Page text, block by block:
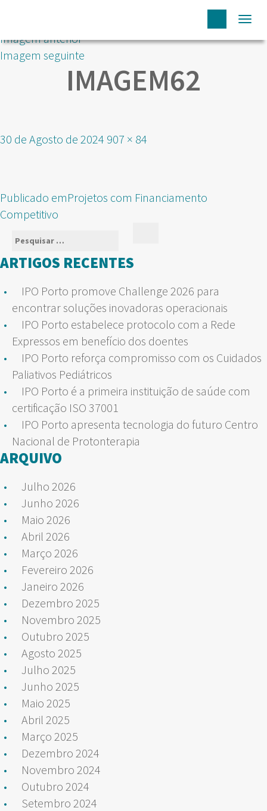
Imagem anterior
Imagem seguinte
IMAGEM62
Publicado
30 de Agosto de 2024 Tamanho
907 × 84
NAVEGAÇÃO
DE
ARTIGOS
Publicado emProjetos com Financiamento
Competitivo
Pesquisar
por:
ARTIGOS RECENTES
IPO Porto promove Challenge 2026 para
encontrar soluções inovadoras operacionais
IPO Porto estabelece protocolo com a Rede
Expressos em benefício dos doentes
IPO Porto reforça compromisso com os Cuidados
Paliativos Pediátricos
IPO Porto é a primeira instituição de saúde com
certificação ISO 37001
IPO Porto apresenta tecnologia do futuro Centro
Nacional de Protonterapia
ARQUIVO
Julho 2026
Junho 2026
Maio 2026
Abril 2026
Março 2026
Fevereiro 2026
Janeiro 2026
Dezembro 2025
Novembro 2025
Outubro 2025
Agosto 2025
Julho 2025
Junho 2025
Maio 2025
Abril 2025
Março 2025
Dezembro 2024
Novembro 2024
Outubro 2024
Setembro 2024